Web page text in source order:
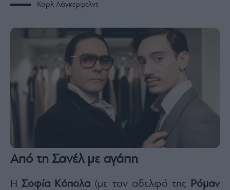
Καρλ Λάγκερφελντ
Από τη Σανέλ με αγάπη
Η Σοφία Κόπολα (με τον αδελφό της
Ρόμαν